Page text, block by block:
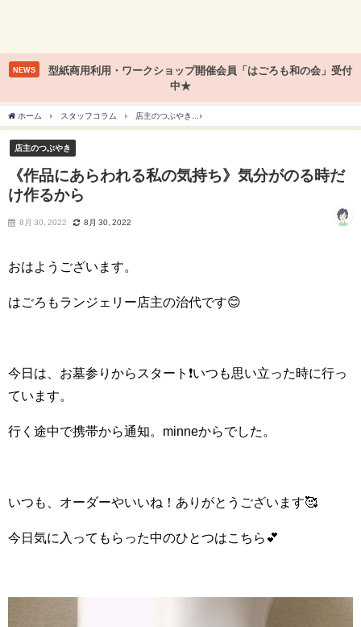
NEWS
型紙商用利用・ワークショップ開催会員「はごろも和の会」受付
中★
ホーム スタッフコラム 店主のつぶやき
店主のつぶやき
《作品にあらわれる私の気持ち》気分がのる時だ
け作るから
8月 30, 2022 8月 30, 2022
おはようございます。
はごろもランジェリー店主の治代です😊
今日は、お墓参りからスタート❗いつも思い立った時に行っ
ています。
行く途中で携帯から通知。minneからでした。
いつも、オーダーやいいね！ありがとうございます🥰
今日気に入ってもらった中のひとつはこちら💕